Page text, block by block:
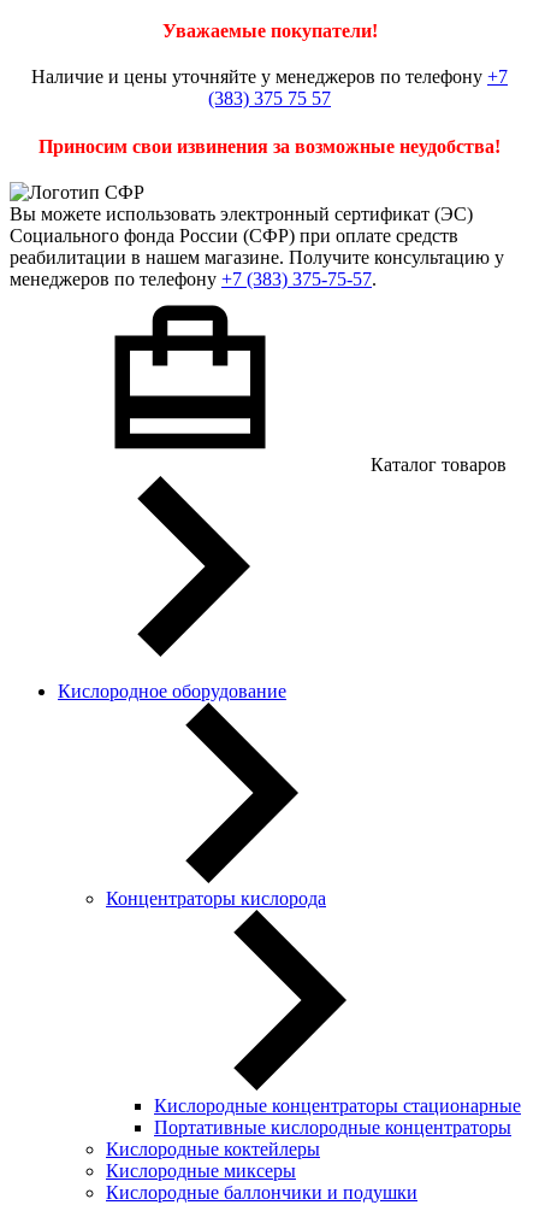
Уважаемые покупатели!
Наличие и цены уточняйте у менеджеров по телефону +7
(383) 375 75 57
Приносим свои извинения за возможные неудобства!
Вы можете использовать электронный сертификат (ЭС)
Социального фонда России (СФР) при оплате средств
реабилитации в нашем магазине. Получите консультацию у
менеджеров по телефону +7 (383) 375-75-57.
Каталог товаров
Кислородное оборудование
Концентраторы кислорода
Кислородные концентраторы стационарные
Портативные кислородные концентраторы
Кислородные коктейлеры
Кислородные миксеры
Кислородные баллончики и подушки